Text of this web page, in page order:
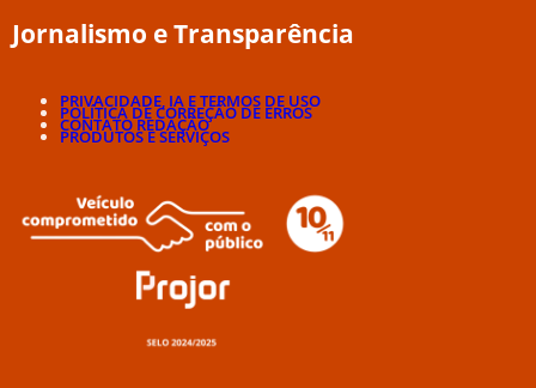
Jornalismo e Transparência
PRIVACIDADE, IA E TERMOS DE USO
POLÍTICA DE CORREÇÃO DE ERROS
CONTATO REDAÇÃO
PRODUTOS E SERVIÇOS